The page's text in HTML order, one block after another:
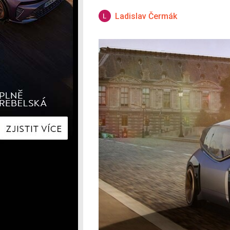
Kia
Peugeot
Renault
Škoda
Tesla
Volkswagen
Ostatní
Škoda
Toyota
Volvo
Ostatní
Ladislav Čermák